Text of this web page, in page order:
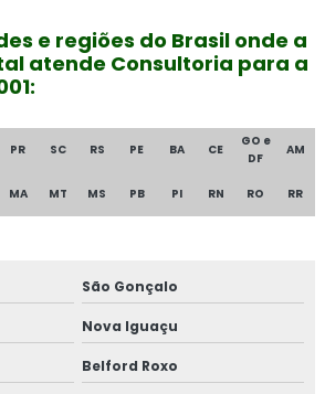
e regiões do Brasil onde a
atende Consultoria para a
PR SC RS PE BA CE
GO e
DF
AM
MA MT MS PB PI RN RO RR
São Gonçalo
Nova Iguaçu
Belford Roxo